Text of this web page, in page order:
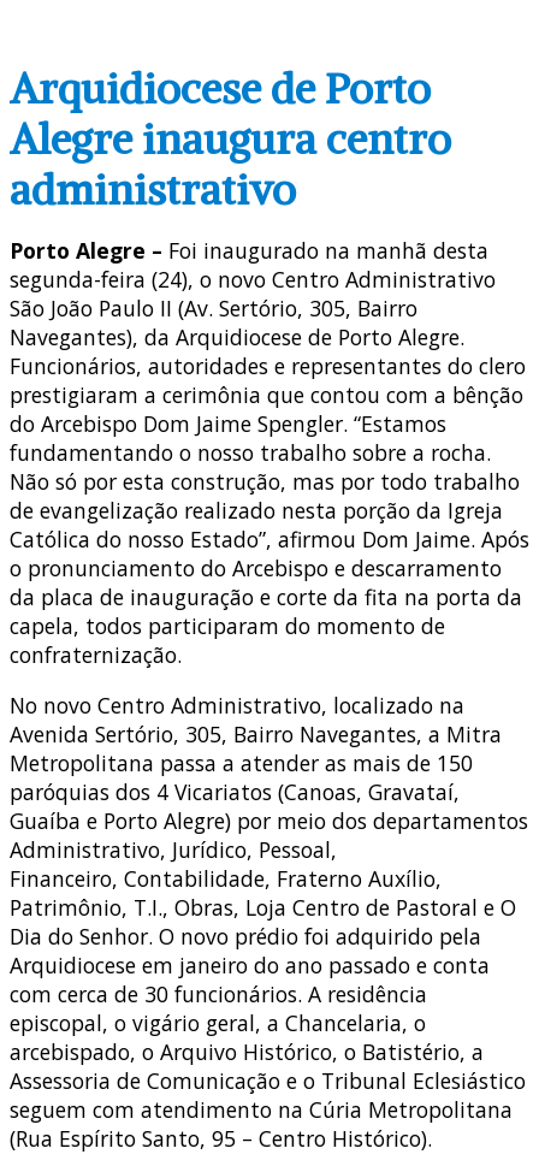
Arquidiocese de Porto
Alegre inaugura centro
administrativo
Porto Alegre – Foi inaugurado na manhã desta
segunda-feira (24), o novo Centro Administrativo
São João Paulo II (Av. Sertório, 305, Bairro
Navegantes), da Arquidiocese de Porto Alegre.
Funcionários, autoridades e representantes do clero
prestigiaram a cerimônia que contou com a bênção
do Arcebispo Dom Jaime Spengler. “Estamos
fundamentando o nosso trabalho sobre a rocha.
Não só por esta construção, mas por todo trabalho
de evangelização realizado nesta porção da Igreja
Católica do nosso Estado”, afirmou Dom Jaime. Após
o pronunciamento do Arcebispo e descarramento
da placa de inauguração e corte da fita na porta da
capela, todos participaram do momento de
confraternização.
No novo Centro Administrativo, localizado na
Avenida Sertório, 305, Bairro Navegantes, a Mitra
Metropolitana passa a atender as mais de 150
paróquias dos 4 Vicariatos (Canoas, Gravataí,
Guaíba e Porto Alegre) por meio dos departamentos
Administrativo, Jurídico, Pessoal,
Financeiro, Contabilidade, Fraterno Auxílio,
Patrimônio, T.I., Obras, Loja Centro de Pastoral e O
Dia do Senhor. O novo prédio foi adquirido pela
Arquidiocese em janeiro do ano passado e conta
com cerca de 30 funcionários. A residência
episcopal, o vigário geral, a Chancelaria, o
arcebispado, o Arquivo Histórico, o Batistério, a
Assessoria de Comunicação e o Tribunal Eclesiástico
seguem com atendimento na Cúria Metropolitana
(Rua Espírito Santo, 95 – Centro Histórico).